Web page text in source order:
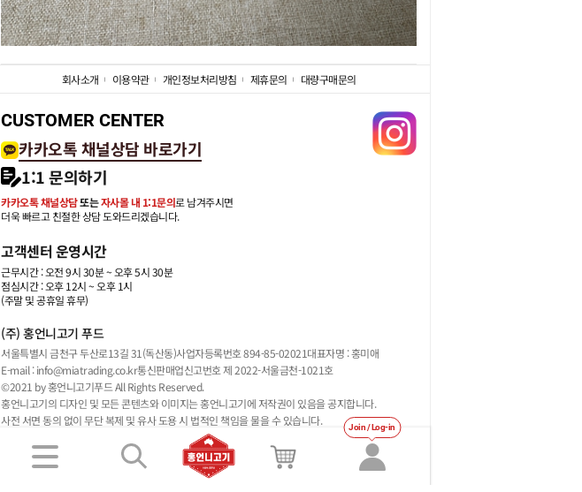
Join / Log-in
회사소개 이용약관 개인정보처리방침 제휴문의 대량구매문의
CUSTOMER CENTER
카카오톡 채널상담 바로가기
1:1 문의하기
카카오톡 채널상담또는자사몰 내 1:1문의로 남겨주시면
더욱 빠르고 친절한 상담 도와드리겠습니다.
고객센터 운영시간
근무시간 : 오전 9시 30분 ~ 오후 5시 30분
점심시간 : 오후 12시 ~ 오후 1시
(주말 및 공휴일 휴무)
(주) 홍언니고기 푸드
서울특별시 금천구 두산로13길 31(독산동)사업자등록번호 894-85-02021대표자명 : 홍미애
E-mail : info@miatrading.co.kr통신판매업신고번호 제 2022-서울금천-1021호
©2021 by 홍언니고기푸드 All Rights Reserved.
홍언니고기의 디자인 및 모든 콘텐츠와 이미지는 홍언니고기에 저작권이 있음을 공지합니다.
사전 서면 동의 없이 무단 복제 및 유사 도용 시 법적인 책임을 물을 수 있습니다.